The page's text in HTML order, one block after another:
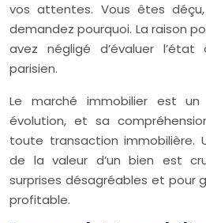
vos attentes. Vous êtes
demandez pourquoi. La raison
avez négligé d’évaluer
parisien.
Le marché immobilier est
évolution, et sa
toute transaction immobilière.
de la valeur d’un bien est
surprises désagréables et pour
profitable.